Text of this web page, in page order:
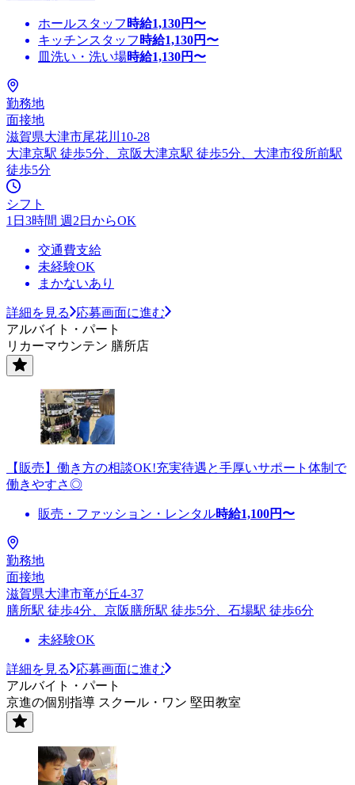
ホールスタッフ 時給1,130円〜
キッチンスタッフ 時給1,130円〜
皿洗い・洗い場時給1,130円〜
勤務地
面接地
滋賀県大津市尾花川10-28
大津京駅 徒歩5分、京阪大津京駅 徒歩5分、大津市役所前駅
徒歩5分
シフト
1日3時間 週2日からOK
交通費支給
未経験OK
まかないあり
詳細を見る
応募画面に進む
アルバイト・パート
リカーマウンテン 膳所店
【販売】働き方の相談OK!充実待遇と手厚いサポート体制で
働きやすさ◎
販売・ファッション・レンタル時給1,100円〜
勤務地
面接地
滋賀県大津市竜が丘4-37
膳所駅 徒歩4分、京阪膳所駅 徒歩5分、石場駅 徒歩6分
未経験OK
詳細を見る
応募画面に進む
アルバイト・パート
京進の個別指導 スクール・ワン 堅田教室